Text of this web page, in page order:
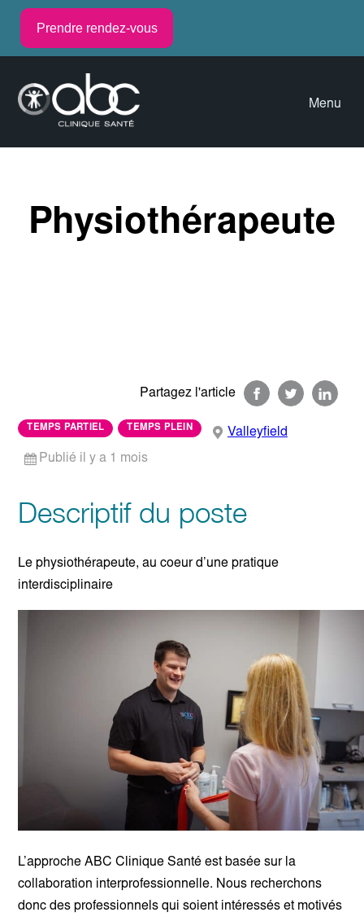
Prendre rendez-vous
Menu
Physiothérapeute
Partagez l'article
TEMPS PARTIEL TEMPS PLEIN
Valleyfield
Publié il y a 1 mois
Descriptif du poste
Le physiothérapeute, au coeur d’une pratique
interdisciplinaire
L’approche ABC Clinique Santé est basée sur la
collaboration interprofessionnelle. Nous recherchons
donc des professionnels qui soient intéressés et motivés